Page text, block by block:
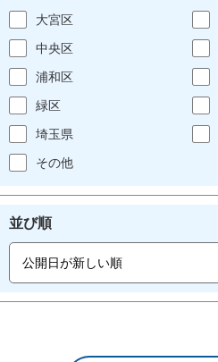
大宮区
中央区
浦和区
緑区
埼玉県
その他
並び順